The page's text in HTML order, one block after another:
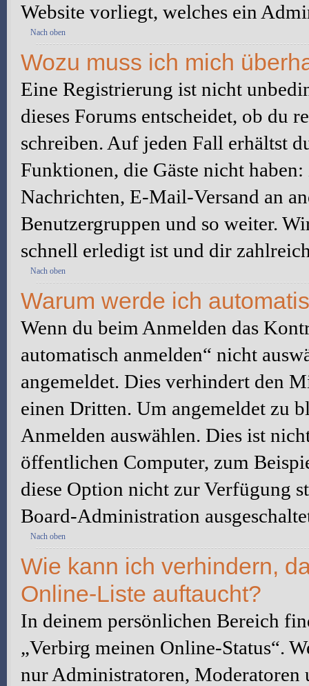
Website vorliegt, welches ein
Nach oben
Wozu muss ich mich
Eine Registrierung ist nicht
dieses Forums entscheidet, ob du
schreiben. Auf jeden Fall erhältst
Funktionen, die Gäste nicht
Nachrichten, E-Mail-Versand an
Benutzergruppen und so weiter.
schnell erledigt ist und dir
Nach oben
Warum werde ich
Wenn du beim Anmelden das
automatisch anmelden“ nicht
angemeldet. Dies verhindert den
einen Dritten. Um angemeldet zu
Anmelden auswählen. Dies ist
öffentlichen Computer, zum
diese Option nicht zur Verfügung
Board-Administration
Nach oben
Wie kann ich verhindern,
Online-Liste auftaucht?
In deinem persönlichen Bereich
„Verbirg meinen Online-Status“.
nur Administratoren, Moderatoren